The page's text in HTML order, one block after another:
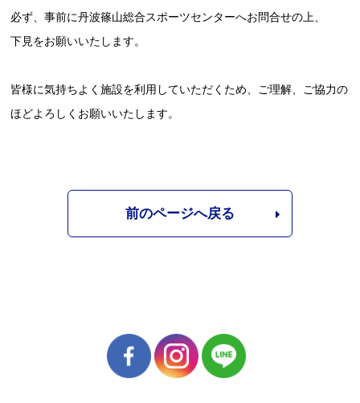
必ず、事前に丹波篠山総合スポーツセンターへお問合せの上、
下見をお願いいたします。
皆様に気持ちよく施設を利用していただくため、ご理解、ご協力の
ほどよろしくお願いいたします。
前のページへ戻る